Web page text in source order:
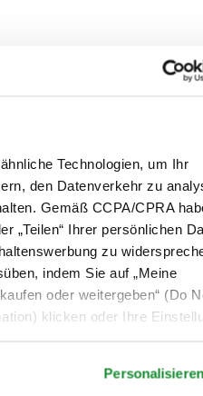
Technologien, um Ihr
den Datenverkehr zu
Gemäß CCPA/CPRA
„Teilen“ Ihrer persönlichen
zu
indem Sie auf „Meine
oder weitergeben“ (Do
klicken oder Ihre
Club
und erhalten Sie exklusive